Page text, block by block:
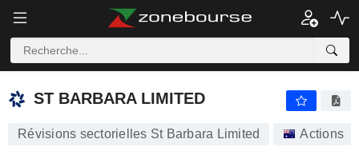
ST BARBARA LIMITED
ST BARBARA LIMITED
Révisions sectorielles St Barbara Limited Actions